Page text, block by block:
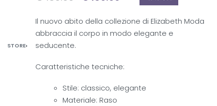
STORE›
Il nuovo abito della collezione di Elizabeth Moda
abbraccia il corpo in modo elegante e
seducente.
Caratteristiche tecniche:
Stile: classico, elegante
Materiale: Raso